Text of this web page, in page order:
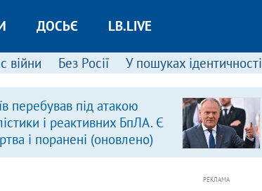
ДОСЬЄ LB.LIVE
війни Без Росії У пошуках ідентичності
перебував під атакою
і реактивних БпЛА. Є
і поранені (оновлено)
РЕКЛАМА